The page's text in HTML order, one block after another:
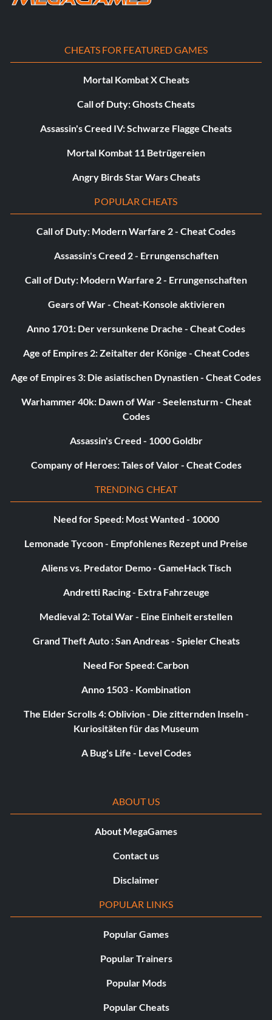
CHEATS FOR FEATURED GAMES
Mortal Kombat X Cheats
Call of Duty: Ghosts Cheats
Assassin's Creed IV: Schwarze Flagge Cheats
Mortal Kombat 11 Betrügereien
Angry Birds Star Wars Cheats
POPULAR CHEATS
Call of Duty: Modern Warfare 2 - Cheat Codes
Assassin's Creed 2 - Errungenschaften
Call of Duty: Modern Warfare 2 - Errungenschaften
Gears of War - Cheat-Konsole aktivieren
Anno 1701: Der versunkene Drache - Cheat Codes
Age of Empires 2: Zeitalter der Könige - Cheat Codes
Age of Empires 3: Die asiatischen Dynastien - Cheat Codes
Warhammer 40k: Dawn of War - Seelensturm - Cheat
Codes
Assassin's Creed - 1000 Goldbr
Company of Heroes: Tales of Valor - Cheat Codes
TRENDING CHEAT
Need for Speed: Most Wanted - 10000
Lemonade Tycoon - Empfohlenes Rezept und Preise
Aliens vs. Predator Demo - GameHack Tisch
Andretti Racing - Extra Fahrzeuge
Medieval 2: Total War - Eine Einheit erstellen
Grand Theft Auto : San Andreas - Spieler Cheats
Need For Speed: Carbon
Anno 1503 - Kombination
The Elder Scrolls 4: Oblivion - Die zitternden Inseln -
Kuriositäten für das Museum
A Bug's Life - Level Codes
ABOUT US
About MegaGames
Contact us
Disclaimer
POPULAR LINKS
Popular Games
Popular Trainers
Popular Mods
Popular Cheats